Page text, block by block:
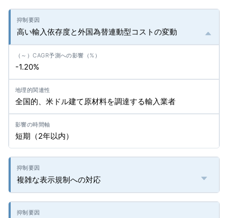
高い輸入依存度と外国為替連動型コストの変動
-1.20%
全国的、米ドル建て原材料を調達する輸入業者
短期（2年以内）
複雑な表示規制への対応